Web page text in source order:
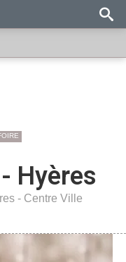
Hyères
- Centre Ville